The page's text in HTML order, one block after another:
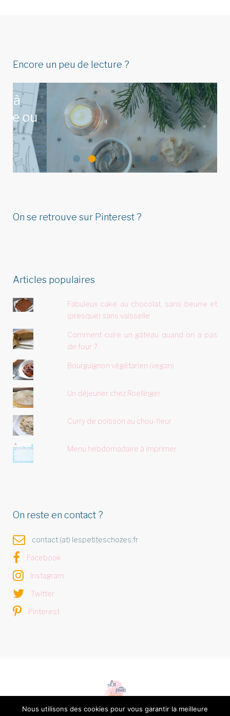
Encore un peu de lecture ?
Idées de menu de Noël pour
réunir végétariens, omnivores
&…
On se retrouve sur Pinterest ?
Articles populaires
Fabuleux cake au chocolat, sans beurre et
(presque) sans vaisselle
Comment cuire un gâteau quand on a pas
de four ?
Bourguignon végétarien (vegan)
Un déjeuner chez Roellinger
Curry de poisson au chou-fleur
Menu hebdomadaire à imprimer
On reste en contact ?
contact (at) lespetiteschozes.fr
Facebook
Instagram
Twitter
Pinterest
Nous utilisons des cookies pour vous garantir la meilleure